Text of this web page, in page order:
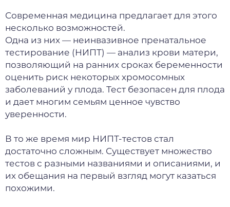
Современная медицина предлагает для этого
несколько возможностей.
Одна из них — неинвазивное пренатальное
тестирование (НИПТ) — анализ крови матери,
позволяющий на ранних сроках беременности
оценить риск некоторых хромосомных
заболеваний у плода. Тест безопасен для плода
и дает многим семьям ценное чувство
уверенности.
В то же время мир НИПТ-тестов стал
достаточно сложным. Существует множество
тестов с разными названиями и описаниями, и
их обещания на первый взгляд могут казаться
похожими.